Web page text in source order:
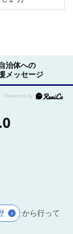
治体への
メッセージ
から行って